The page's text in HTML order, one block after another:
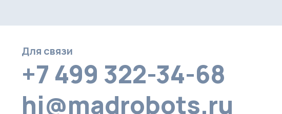
Для связи
+7 499 322-34-68
hi@madrobots.ru